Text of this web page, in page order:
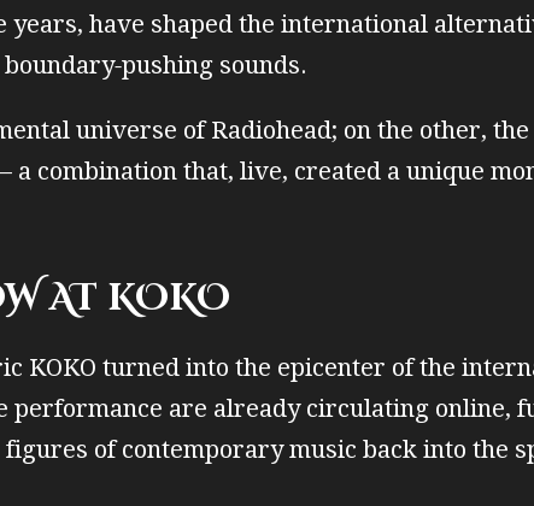
years, have shaped the international
sounds.
universe of Radiohead; on the other,
a combination that, live, created a unique
AT KOKO
KOKO turned into the epicenter of the
performance are already circulating online,
of contemporary music back into the